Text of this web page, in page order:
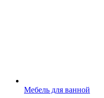
Мебель для ванной